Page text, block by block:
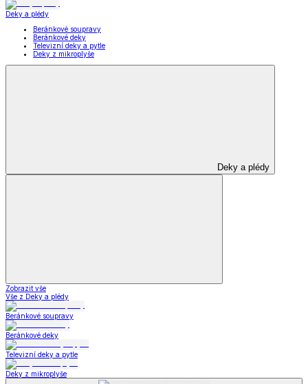
Deky a plédy
Beránkové soupravy
Beránkové deky
Televizní deky a pytle
Deky z mikroplyše
Deky a plédy
Zobrazit vše
Vše z Deky a plédy
Beránkové soupravy
Beránkové deky
Televizní deky a pytle
Deky z mikroplyše